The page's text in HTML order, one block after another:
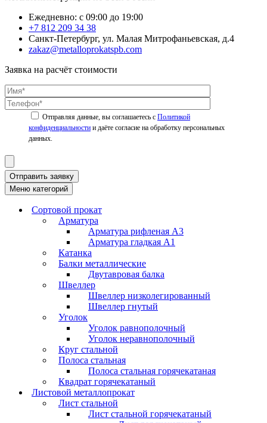
Ежедневно: с 09:00 до 19:00
+7 812 209 34 38
Санкт-Петербург, ул. Малая Митрофаньевская, д.4
zakaz@metalloprokatspb.com
Заявка на расчёт стоимости
Политикой
конфиденциальности
Отправить заявку
Меню категорий
Сортовой прокат
Арматура
Арматура рифленая А3
Арматура гладкая А1
Катанка
Балки металлические
Двутавровая балка
Швеллер
Швеллер низколегированный
Швеллер гнутый
Уголок
Уголок равнополочный
Уголок неравнополочный
Круг стальной
Полоса стальная
Полоса стальная горячекатаная
Квадрат горячекатаный
Листовой металлопрокат
Лист стальной
Лист стальной горячекатаный